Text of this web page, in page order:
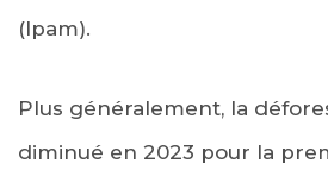
(Ipam).
Plus généralement, la
diminué en 2023 pour la